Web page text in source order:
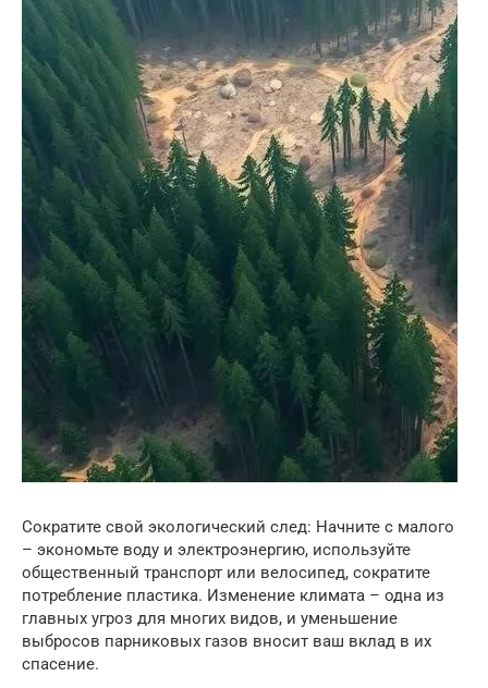
Сократите свой экологический след: Начните с малого
– экономьте воду и электроэнергию, используйте
общественный транспорт или велосипед, сократите
потребление пластика. Изменение климата – одна из
главных угроз для многих видов, и уменьшение
выбросов парниковых газов вносит ваш вклад в их
спасение.